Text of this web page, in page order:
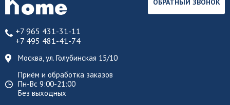
+7 965 431-31-11
+7 495 481-41-74
Москва, ул. Голубинская 15/10
Приём и обработка заказов
Пн-Вс 9:00-21:00
Без выходных
ОБРАТНЫЙ ЗВОНОК